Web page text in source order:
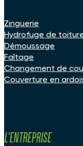
Zinguerie
Hydrofuge de
Démoussage
Faîtage
Changement de
Couverture en
L'entreprise